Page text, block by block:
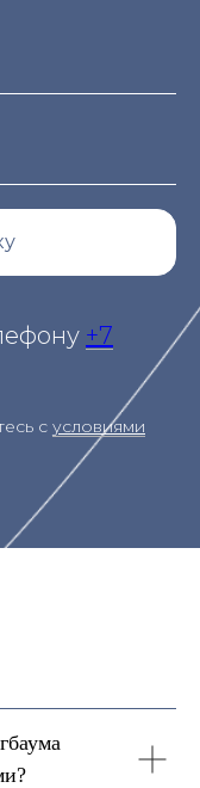
+7
с условиями